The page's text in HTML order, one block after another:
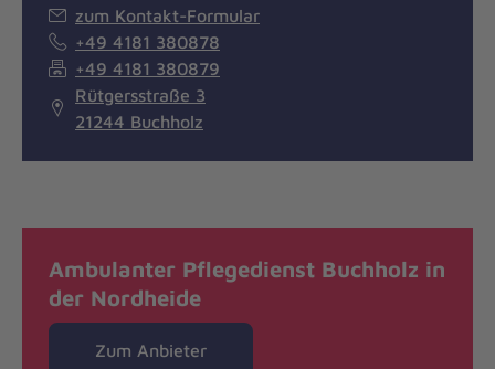
zum Kontakt-Formular
+49 4181 380878
+49 4181 380879
Rütgersstraße 3
21244 Buchholz
Ambulanter Pflegedienst Buchholz in
der Nordheide
Zum Anbieter